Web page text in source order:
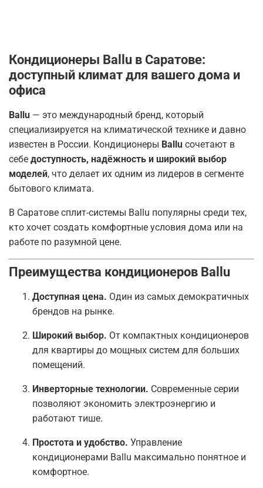
Кондиционеры Ballu в Саратове:
доступный климат для вашего дома и
офиса
Ballu — это международный бренд, который
специализируется на климатической технике и давно
известен в России. Кондиционеры Ballu сочетают в
себе доступность, надёжность и широкий выбор
моделей, что делает их одним из лидеров в сегменте
бытового климата.
В Саратове сплит-системы Ballu популярны среди тех,
кто хочет создать комфортные условия дома или на
работе по разумной цене.
Преимущества кондиционеров Ballu
Доступная цена. Один из самых демократичных
брендов на рынке.
Широкий выбор. От компактных кондиционеров
для квартиры до мощных систем для больших
помещений.
Инверторные технологии. Современные серии
позволяют экономить электроэнергию и
работают тише.
Простота и удобство. Управление
кондиционерами Ballu максимально понятное и
комфортное.